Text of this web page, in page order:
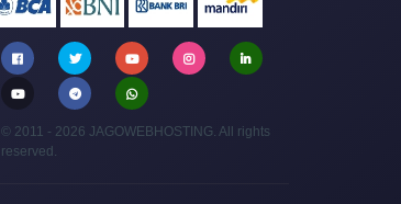
© 2011 - 2026 JAGOWEBHOSTING. All rights
reserved.